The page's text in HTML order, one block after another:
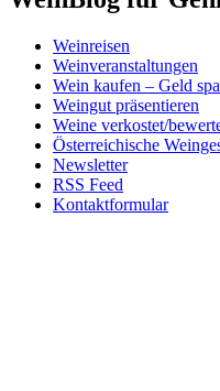
Weinreisen
Weinveranstaltungen
Wein kaufen – Geld
Weingut präsentieren
Weine verkostet/
Österreichische
Newsletter
RSS Feed
Kontaktformular